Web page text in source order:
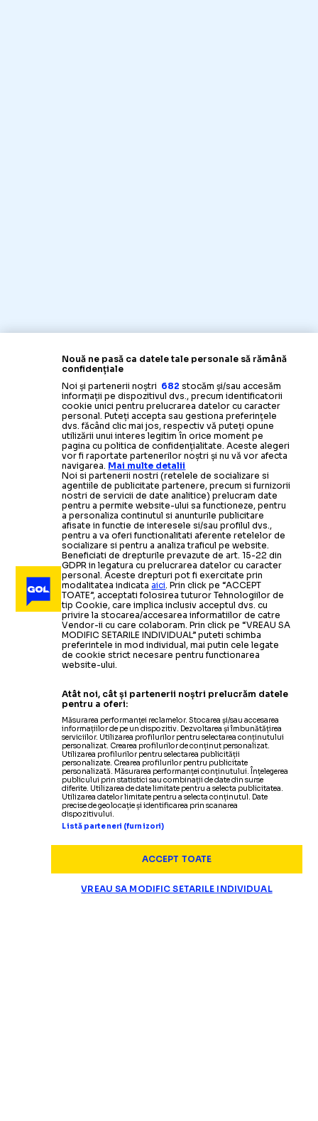
Nouă ne pasă ca datele tale personale să rămână
confidențiale
Noi și partenerii noștri 682 stocăm și/sau accesăm
informații pe dispozitivul dvs., precum identificatorii
cookie unici pentru prelucrarea datelor cu caracter
personal. Puteți accepta sau gestiona preferințele
dvs. făcând clic mai jos, respectiv vă puteți opune
utilizării unui interes legitim în orice moment pe
pagina cu politica de confidențialitate. Aceste alegeri
vor fi raportate partenerilor noștri și nu vă vor afecta
navigarea. Mai multe detalii
Noi si partenerii nostri (retelele de socializare si
agentiile de publicitate partenere, precum si furnizorii
nostri de servicii de date analitice) prelucram date
pentru a permite website-ului sa functioneze, pentru
a personaliza continutul si anunturile publicitare
afisate in functie de interesele si/sau profilul dvs.,
pentru a va oferi functionalitati aferente retelelor de
socializare si pentru a analiza traficul pe website.
Beneficiati de drepturile prevazute de art. 15-22 din
GDPR in legatura cu prelucrarea datelor cu caracter
personal. Aceste drepturi pot fi exercitate prin
modalitatea indicataaici. Prin click pe “ACCEPT
TOATE”, acceptati folosirea tuturor Tehnologiilor de
tip Cookie, care implica inclusiv acceptul dvs. cu
privire la stocarea/accesarea informatiilor de catre
Vendor-ii cu care colaboram. Prin click pe “VREAU SA
MODIFIC SETARILE INDIVIDUAL” puteti schimba
preferintele in mod individual, mai putin cele legate
de cookie strict necesare pentru functionarea
website-ului.
Atât noi, cât și partenerii noștri prelucrăm datele
pentru a oferi:
Măsurarea performanței reclamelor. Stocarea și/sau accesarea
informațiilor de pe un dispozitiv. Dezvoltarea și îmbunătățirea
serviciilor. Utilizarea profilurilor pentru selectarea conținutului
personalizat. Crearea profilurilor de conținut personalizat.
Utilizarea profilurilor pentru selectarea publicității
personalizate. Crearea profilurilor pentru publicitate
personalizată. Măsurarea performanței conținutului. Înțelegerea
publicului prin statistici sau combinații de date din surse
diferite. Utilizarea de date limitate pentru a selecta publicitatea.
Utilizarea datelor limitate pentru a selecta conținutul. Date
precise de geolocație și identificarea prin scanarea
dispozitivului.
Listă parteneri (furnizori)
ACCEPT TOATE
VREAU SA MODIFIC SETARILE INDIVIDUAL